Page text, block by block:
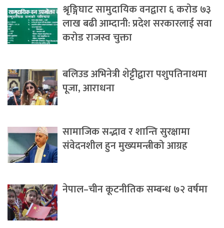
श्रृङ्गिघाट सामुदायिक वनद्वारा ६ करोड ७३
लाख बढी आम्दानी: प्रदेश सरकारलाई सवा
करोड राजस्व चुक्ता
बलिउड अभिनेत्री शेट्टीद्वारा पशुपतिनाथमा
पूजा, आराधना
सामाजिक सद्भाव र शान्ति सुरक्षामा
संवेदनशील हुन मुख्यमन्त्रीको आग्रह
नेपाल–चीन कूटनीतिक सम्बन्ध ७२ वर्षमा